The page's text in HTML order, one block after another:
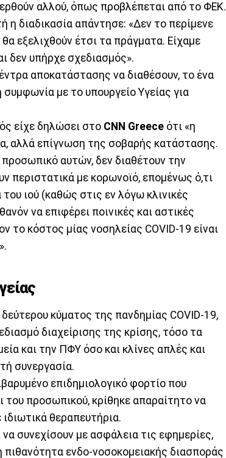
αλλού, όπως προβλέπεται από το ΦΕΚ.
η διαδικασία απάντησε: «Δεν το περίμενε
εξελιχθούν έτσι τα πράγματα. Είχαμε
δεν υπήρχε σχεδιασμός».
αποκατάστασης να διαθέσουν, το ένα
με το υπουργείο Υγείας για
είχε δηλώσει στο CNN Greece ότι «η
αλλά επίγνωση της σοβαρής κατάστασης.
προσωπικό αυτών, δεν διαθέτουν την
περιστατικά με κορωνοϊό, επομένως ό,τι
ιού (καθώς στις εν λόγω κλινικές
να επιφέρει ποινικές και αστικές
το κόστος μίας νοσηλείας COVID-19 είναι
κύματος της πανδημίας COVID-19,
διαχείρισης της κρίσης, τόσο τα
και την ΠΦΥ όσο και κλίνες απλές και
συνεργασία.
επιδημιολογικό φορτίο που
του προσωπικού, κρίθηκε απαραίτητο να
θεραπευτήρια.
συνεχίσουν με ασφάλεια τις εφημερίες,
ενδο-νοσοκομειακής διασποράς